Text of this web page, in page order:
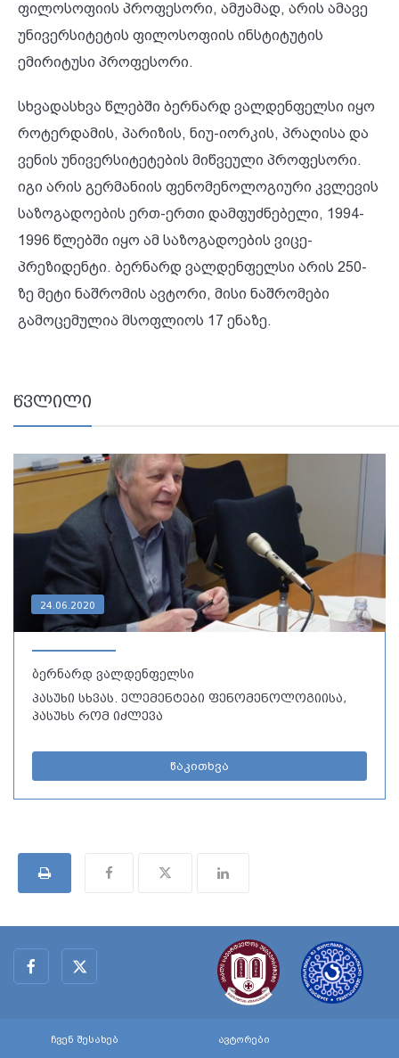
ფილოსოფიის პროფესორი, ამჟამად, არის ამავე
უნივერსიტეტის ფილოსოფიის ინსტიტუტის
ემირიტუსი პროფესორი.
სხვადასხვა წლებში ბერნარდ ვალდენფელსი იყო
როტერდამის, პარიზის, ნიუ-იორკის, პრაღისა და
ვენის უნივერსიტეტების მიწვეული პროფესორი.
იგი არის გერმანიის ფენომენოლოგიური კვლევის
საზოგადოების ერთ-ერთი დამფუძნებელი, 1994-
1996 წლებში იყო ამ საზოგადოების ვიცე-
პრეზიდენტი. ბერნარდ ვალდენფელსი არის 250-
ზე მეტი ნაშრომის ავტორი, მისი ნაშრომები
გამოცემულია მსოფლიოს 17 ენაზე.
წვლილი
24.06.2020
ბერნარდ ვალდენფელსი
პასუხი სხვას. ელემენტები ფენომენოლოგიისა,
პასუხს რომ იძლევა
წაკითხვა
ჩვენ შესახებ ავტორები